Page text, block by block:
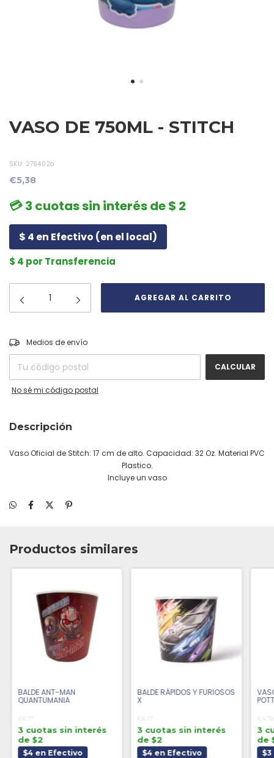
VASO DE 750ML - STITCH
SKU: 276402a
€5,38
💳 3 cuotas sin interés de $ 2
$ 4 en Efectivo (en el local)
$ 4 por Transferencia
Entregas para el CP:
Medios de envío
CALCULAR
No sé mi código postal
Descripción
Vaso Oficial de Stitch: 17 cm de alto. Capacidad: 32 Oz. Material PVC
Plastico.
Incluye un vaso
Productos similares
BALDE ANT-MAN
QUANTUMANIA
€6,17
3 cuotas sin interés
de $2
$4 en Efectivo
BALDE RÁPIDOS Y FURIOSOS
X
€6,17
3 cuotas sin interés
de $2
$4 en Efectivo
€4,78
3
de